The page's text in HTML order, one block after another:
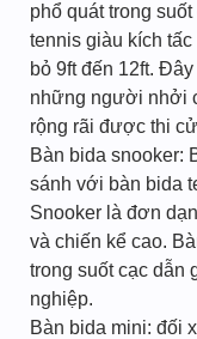
phổ quát trong
tennis giàu kích
bỏ 9ft đến 12ft.
những người nhởi
rộng rãi được thi
Bàn bida snooker:
sánh với bàn bida
Snooker là đơn
và chiến kể cao.
trong suốt cạc dẫn
nghiệp.
Bàn bida mini: đối